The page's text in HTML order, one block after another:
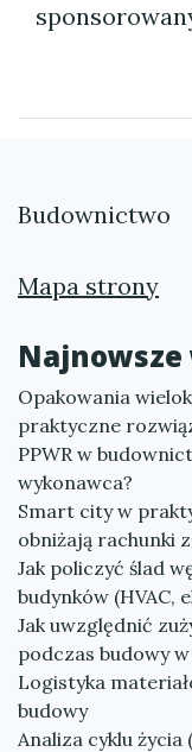
Budownictwo
Mapa strony
Opakowania
praktyczne
PPWR w
wykonawca?
Smart city w
obniżają rachunki
Jak policzyć ślad
budynków (HVAC,
Jak uwzględnić
podczas budowy
Logistyka
budowy
Analiza cyklu